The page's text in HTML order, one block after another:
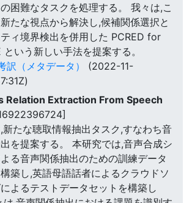
困難なタスクを処理する。 我々は,こ
たな視点から解決し,候補関係選択と
ィ境界検出を併用した PCRED for
という新しい手法を提案する。
訳（メタデータ）
(2022-11-
Relation Extraction From Speech
新たな聴取情報抽出タスク,すなわち音
を提案する。 本研究では,音声合成シ
る音声関係抽出のための訓練データ
築し,英語母語話者によるクラウドソ
よるテストデータセットを構築し